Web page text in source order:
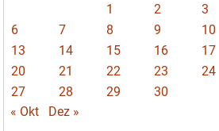
1 2 3
6
7 8 9 10
13
14 15 16 17
20
21 22 23 24
27
28 29
30
« Okt
Dez »